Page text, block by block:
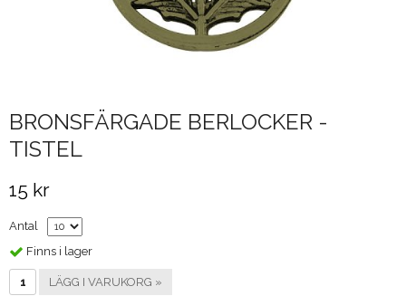
BRONSFÄRGADE BERLOCKER -
TISTEL
15 kr
Antal
Finns i lager
LÄGG I VARUKORG »